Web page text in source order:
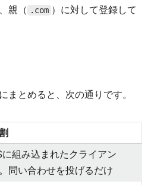
親（ .com ）に対して登録して
まとめると、次の通りです。
に組み込まれたクライアン
。問い合わせを投げるだけ